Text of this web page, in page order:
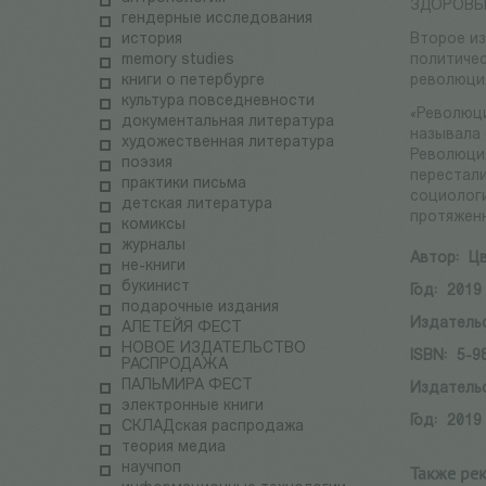
гендерные исследования
история
memory studies
книги о петербурге
культура повседневности
документальная литература
художественная литература
поэзия
практики письма
детская литература
комиксы
журналы
не-книги
букинист
подарочные издания
АЛЕТЕЙЯ ФЕСТ
НОВОЕ ИЗДАТЕЛЬСТВО
РАСПРОДАЖА
ПАЛЬМИРА ФЕСТ
электронные книги
СКЛАДская распродажа
теория медиа
научпоп
Второе
называла
Автор:
Год:
2019
ISBN:
5-
Год:
2019
Также